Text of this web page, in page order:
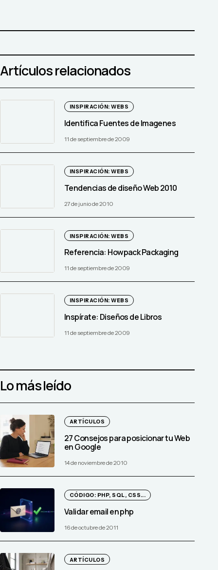
Artículos relacionados
INSPIRACIÓN: WEBS
Identifica Fuentes de Imagenes
11 de septiembre de 2009
INSPIRACIÓN: WEBS
Tendencias de diseño Web 2010
27 de junio de 2010
INSPIRACIÓN: WEBS
Referencia: Howpack Packaging
11 de septiembre de 2009
INSPIRACIÓN: WEBS
Inspírate: Diseños de Libros
11 de septiembre de 2009
Lo más leído
ARTÍCULOS
27 Consejos para posicionar tu Web
en Google
14 de noviembre de 2010
CÓDIGO: PHP, SQL, CSS...
Validar email en php
16 de octubre de 2011
ARTÍCULOS